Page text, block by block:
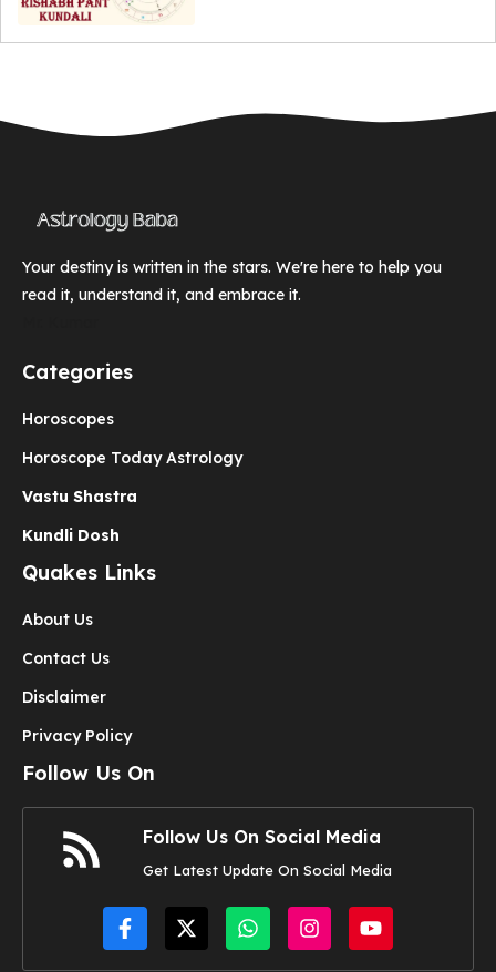
Your destiny is written in the stars. We're here to help you
read it, understand it, and embrace it.
Categories
Horoscopes
Horoscope Today Astrology
Vastu Shastra
Kundli Dosh
Quakes Links
About Us
Contact Us
Disclaimer
Privacy Policy
Follow Us On
Follow Us On Social Media
Get Latest Update On Social Media